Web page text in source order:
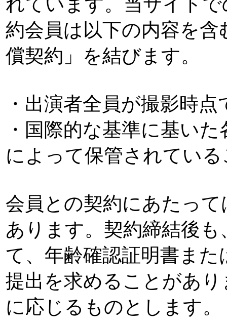
約会員は以下の内容を
償契約」を結びます。
・出演者全員が撮影時
・国際的な基準に基い
によって保管されてい
会員との契約にあたっ
あります。契約締結後
て、年齢確認証明書ま
提出を求めることがあ
に応じるものとします。